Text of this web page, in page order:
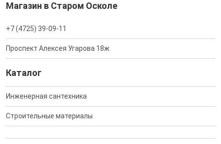
Магазин в Старом Осколе
+7 (4725) 39-09-11
Проспект Алексея Угарова 18ж
Каталог
Инженерная сантехника
Строительные материалы